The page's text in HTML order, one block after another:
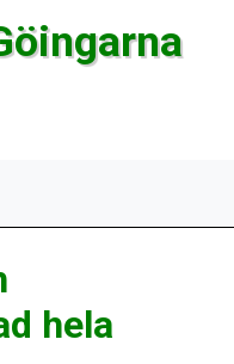
hela